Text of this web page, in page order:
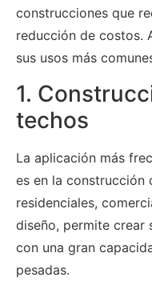
construcciones que
reducción de costos.
sus usos más
1.
techos
La aplicación más
es en la construcción
residenciales,
diseño, permite crear
con una gran
pesadas.